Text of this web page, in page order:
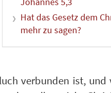
Hat das Gesetz dem
mehr zu sagen?
verbunden ist,